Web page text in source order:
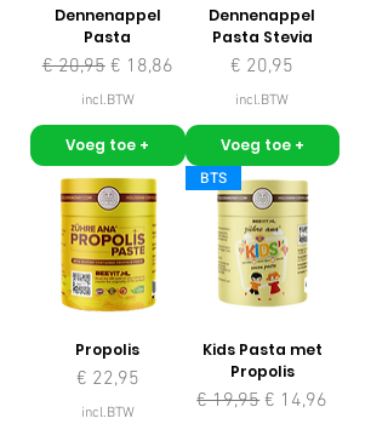
Dennenappel
Pasta
Normale prijs
€ 20,95 Verkoopprijs
€ 18,86
incl.BTW
Voeg toe +
Dennenappel
Pasta Stevia
Prijs
€ 20,95
incl.BTW
Voeg toe +
Propolis
Prijs
€ 22,95
incl.BTW
BTS
Kids Pasta met
Propolis
Normale prijs
€ 19,95 Verkoopprijs
€ 14,96